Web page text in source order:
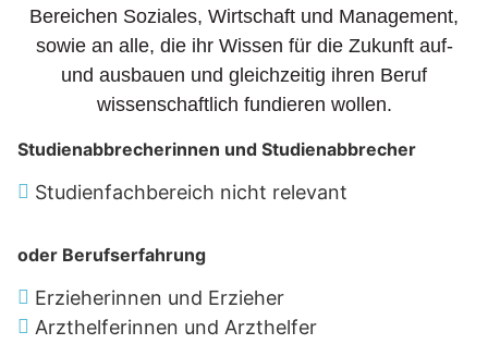
Bereichen Soziales, Wirtschaft und Management,
sowie an alle, die ihr Wissen für die Zukunft auf-
und ausbauen und gleichzeitig ihren Beruf
wissenschaftlich fundieren wollen.
Studienabbrecherinnen und Studienabbrecher
Studienfachbereich nicht relevant
oder Berufserfahrung
Erzieherinnen und Erzieher
Arzthelferinnen und Arzthelfer